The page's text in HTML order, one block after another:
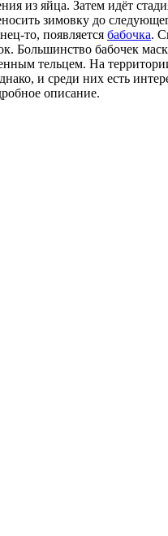
из яйца. Затем идёт
зимовку до
то, появляется бабочка.
Большинство бабочек
тельцем. На
и среди них есть
описание.